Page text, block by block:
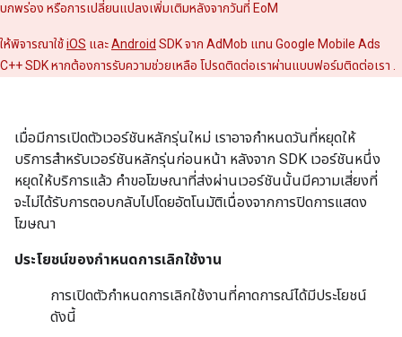
บกพร่อง หรือการเปลี่ยนแปลงเพิ่มเติมหลังจากวันที่ EoM
ให้พิจารณาใช้iOS และAndroid SDK จาก AdMob แทน Google Mobile Ads
C++ SDK หากต้องการรับความช่วยเหลือ โปรดติดต่อเราผ่านแบบฟอร์มติดต่อเรา
เมื่อมีการเปิดตัวเวอร์ชันหลักรุ่นใหม่ เราอาจกำหนดวันที่หยุดให้
บริการสำหรับเวอร์ชันหลักรุ่นก่อนหน้า หลังจาก SDK เวอร์ชันหนึ่ง
หยุดให้บริการแล้ว คำขอโฆษณาที่ส่งผ่านเวอร์ชันนั้นมีความเสี่ยงที่
จะไม่ได้รับการตอบกลับไปโดยอัตโนมัติเนื่องจากการปิดการแสดง
โฆษณา
ประโยชน์ของกำหนดการเลิกใช้งาน
การเปิดตัวกำหนดการเลิกใช้งานที่คาดการณ์ได้มีประโยชน์
ดังนี้